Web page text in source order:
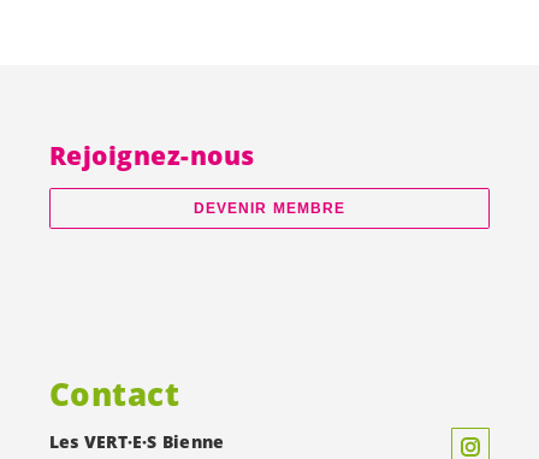
Rejoignez-nous
DEVENIR MEMBRE
Contact
Les VERT·E·S Bienne